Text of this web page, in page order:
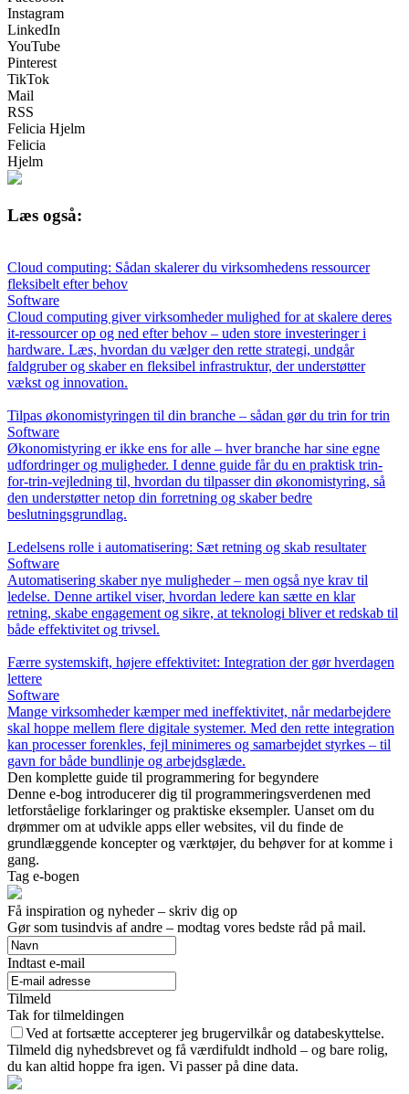
Instagram
LinkedIn
YouTube
Pinterest
TikTok
Mail
RSS
Felicia Hjelm
Felicia
Hjelm
Læs også:
Cloud computing: Sådan skalerer du virksomhedens ressourcer
fleksibelt efter behov
Software
Cloud computing giver virksomheder mulighed for at skalere deres
it-ressourcer op og ned efter behov – uden store investeringer i
hardware. Læs, hvordan du vælger den rette strategi, undgår
faldgruber og skaber en fleksibel infrastruktur, der understøtter
vækst og innovation.
Tilpas økonomistyringen til din branche – sådan gør du trin for trin
Software
Økonomistyring er ikke ens for alle – hver branche har sine egne
udfordringer og muligheder. I denne guide får du en praktisk trin-
for-trin-vejledning til, hvordan du tilpasser din økonomistyring, så
den understøtter netop din forretning og skaber bedre
beslutningsgrundlag.
Ledelsens rolle i automatisering: Sæt retning og skab resultater
Software
Automatisering skaber nye muligheder – men også nye krav til
ledelse. Denne artikel viser, hvordan ledere kan sætte en klar
retning, skabe engagement og sikre, at teknologi bliver et redskab til
både effektivitet og trivsel.
Færre systemskift, højere effektivitet: Integration der gør hverdagen
lettere
Software
Mange virksomheder kæmper med ineffektivitet, når medarbejdere
skal hoppe mellem flere digitale systemer. Med den rette integration
kan processer forenkles, fejl minimeres og samarbejdet styrkes – til
gavn for både bundlinje og arbejdsglæde.
Den komplette guide til programmering for begyndere
Denne e-bog introducerer dig til programmeringsverdenen med
letforståelige forklaringer og praktiske eksempler. Uanset om du
drømmer om at udvikle apps eller websites, vil du finde de
grundlæggende koncepter og værktøjer, du behøver for at komme i
gang.
Tag e-bogen
Få inspiration og nyheder – skriv dig op
Gør som tusindvis af andre – modtag vores bedste råd på mail.
Indtast e-mail
Tilmeld
Tak for tilmeldingen
Ved at fortsætte accepterer jeg brugervilkår og databeskyttelse.
Tilmeld dig nyhedsbrevet og få værdifuldt indhold – og bare rolig,
du kan altid hoppe fra igen. Vi passer på dine data.